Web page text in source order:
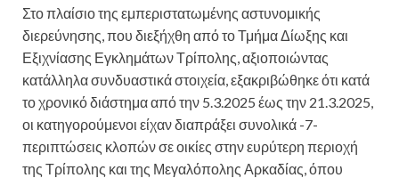
Στο πλαίσιο της εμπεριστατωμένης αστυνομικής
διερεύνησης, που διεξήχθη από το Τμήμα Δίωξης και
Εξιχνίασης Εγκλημάτων Τρίπολης, αξιοποιώντας
κατάλληλα συνδυαστικά στοιχεία, εξακριβώθηκε ότι κατά
το χρονικό διάστημα από την 5.3.2025 έως την 21.3.2025,
οι κατηγορούμενοι είχαν διαπράξει συνολικά -7-
περιπτώσεις κλοπών σε οικίες στην ευρύτερη περιοχή
της Τρίπολης και της Μεγαλόπολης Αρκαδίας, όπου